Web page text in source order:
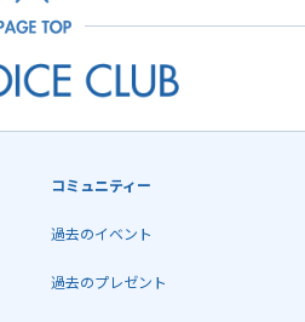
コミュニティー
過去のイベント
過去のプレゼント